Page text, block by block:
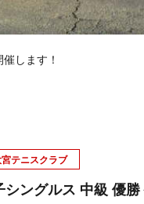
します！
テニスクラブ
シングルス 中級 優